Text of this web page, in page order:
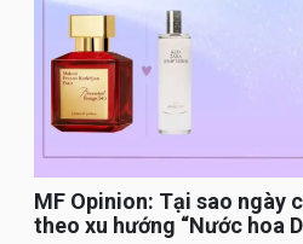
MF Opinion: Tại sao ngày
theo xu hướng “Nước hoa